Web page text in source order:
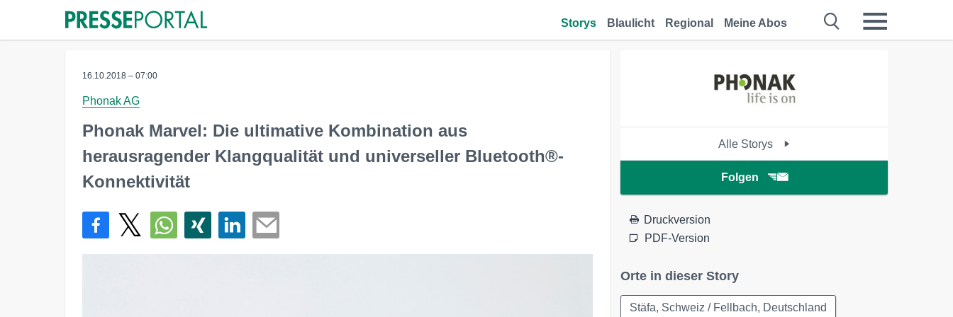
Storys Blaulicht Regional Meine Abos
16.10.2018 – 07:00
Phonak AG
Phonak Marvel: Die ultimative Kombination aus
herausragender Klangqualität und universeller Bluetooth®-
Konnektivität
Alle Storys
Folgen
Druckversion
PDF-Version
Orte in dieser Story
Stäfa, Schweiz / Fellbach, Deutschland